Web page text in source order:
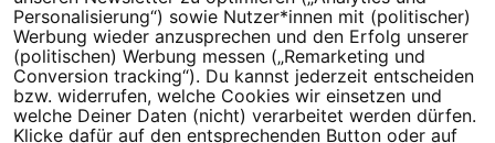
Campact e.V.
IBAN DE95 2‍5‍1‍2 0‍5‍1‍0 6‍9‍8‍0 0‍0‍0‍0 0‍0
Personalisierung“) sowie Nutzer*innen mit (politischer)
Werbung wieder anzusprechen und den Erfolg unserer
(politischen) Werbung messen („Remarketing und
Conversion tracking“). Du kannst jederzeit entscheiden
bzw. widerrufen, welche Cookies wir einsetzen und
welche Deiner Daten (nicht) verarbeitet werden dürfen.
Klicke dafür auf den entsprechenden Button oder auf